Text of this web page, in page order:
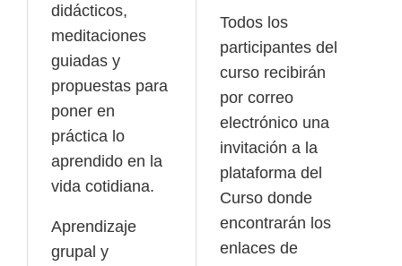
didácticos,
meditaciones
guiadas y
propuestas para
poner en
práctica lo
aprendido en la
vida cotidiana.
Aprendizaje
grupal y
Todos los
participantes del
curso recibirán
por correo
electrónico una
invitación a la
plataforma del
Curso donde
encontrarán los
enlaces de